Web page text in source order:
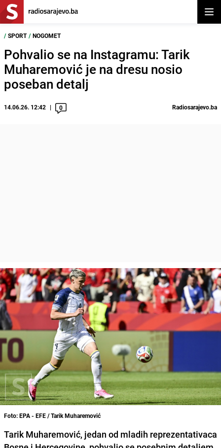
/ SPORT / NOGOMET
Pohvalio se na Instagramu: Tarik
Muharemović je na dresu nosio
poseban detalj
14.06.26. 12:42 0 Radiosarajevo.ba
Foto: EPA - EFE / Tarik Muharemović
Tarik Muharemović, jedan od mladih reprezentativaca